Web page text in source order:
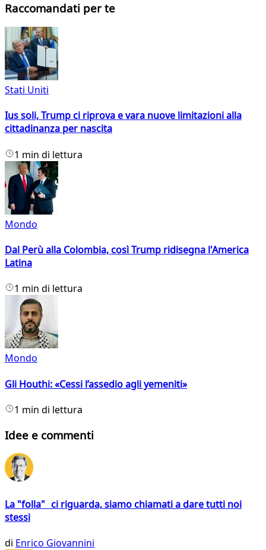
Raccomandati per te
Stati Uniti
Ius soli, Trump ci riprova e vara nuove limitazioni alla
cittadinanza per nascita
1 min di lettura
Mondo
Dal Perù alla Colombia, così Trump ridisegna l'America
Latina
1 min di lettura
Mondo
Gli Houthi: «Cessi l’assedio agli yemeniti»
1 min di lettura
Idee e commenti
La "folla" ci riguarda, siamo chiamati a dare tutti noi
stessi
di Enrico Giovannini